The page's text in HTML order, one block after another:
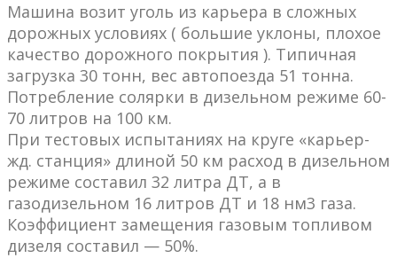
Машина возит уголь из карьера в сложных
дорожных условиях ( большие уклоны, плохое
качество дорожного покрытия ). Типичная
загрузка 30 тонн, вес автопоезда 51 тонна.
Потребление солярки в дизельном режиме 60-
70 литров на 100 км.
При тестовых испытаниях на круге «карьер-
жд. станция» длиной 50 км расход в дизельном
режиме составил 32 литра ДТ, а в
газодизельном 16 литров ДТ и 18 нм3 газа.
Коэффициент замещения газовым топливом
дизеля составил — 50%.